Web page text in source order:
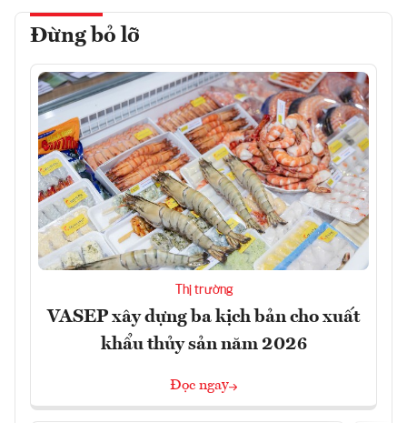
Đừng bỏ lỡ
Thị trường
VASEP xây dựng ba kịch bản cho xuất
khẩu thủy sản năm 2026
Đọc ngay